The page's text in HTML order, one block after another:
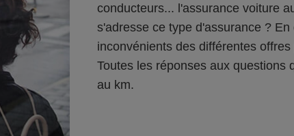
conducteurs... l'assurance voiture
s'adresse ce type d'assurance ?
inconvénients des différentes
Toutes les réponses aux questions
au km.